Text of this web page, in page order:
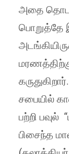
அதை
பொறுத்தே
சபையில்
பற்றி பவுல்
பிசைந்த